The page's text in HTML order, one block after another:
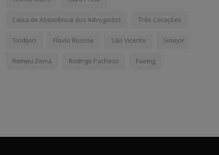
Caixa de Assistência dos Advogados Três Corações
Sindijori Flavio Roscoe São Vicente Sinejor
Romeu Zema Rodrigo Pacheco Faemg